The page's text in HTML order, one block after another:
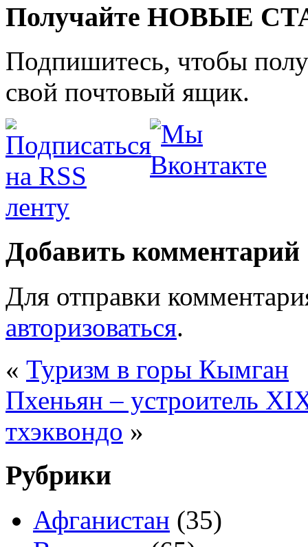
Получайте НОВЫЕ
Подпишитесь, чтобы
свой почтовый ящик.
Добавить комментарий
Для отправки
авторизоваться.
« Туризм в горы Кымган
Пхеньян – устроитель
тхэквондо »
Рубрики
Афганистан (35)